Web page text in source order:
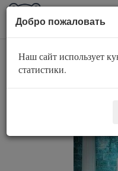
AuBook.org
Любовь
Добро пожаловать
Наш сайт использует
статистики.